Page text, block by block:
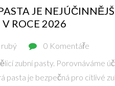
JE
ROCE 2026
0 Komentáře
zubní pasty. Porovnáváme
pasta je bezpečná pro citlivé